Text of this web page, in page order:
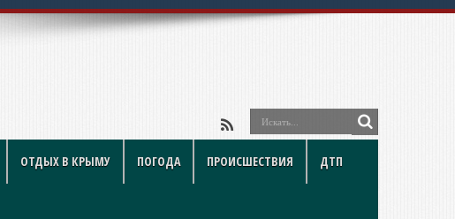
ОТДЫХ В КРЫМУ ПОГОДА ПРОИСШЕСТВИЯ ДТП